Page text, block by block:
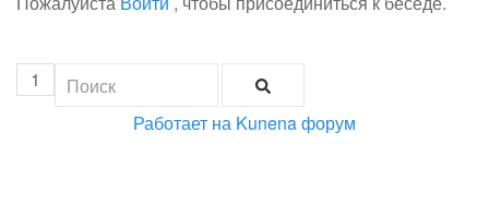
1
Работает на Kunena форум